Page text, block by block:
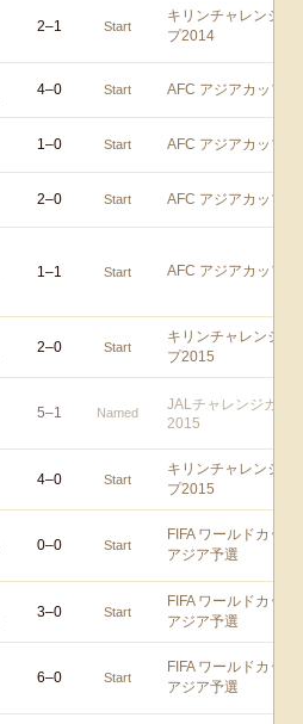
2–1 Start
キリンチャレンジカ
プ2014
4–0 Start AFC アジアカップ
1–0 Start AFC アジアカップ
2–0 Start AFC アジアカップ
1–1 Start AFC アジアカップ
2–0 Start
キリンチャレンジカ
プ2015
5–1 Named
JALチャレンジカッ
2015
4–0 Start
キリンチャレンジカ
プ2015
0–0 Start
FIFA ワールドカップ
アジア予選
3–0 Start
FIFA ワールドカップ
アジア予選
6–0 Start
FIFA ワールドカップ
アジア予選